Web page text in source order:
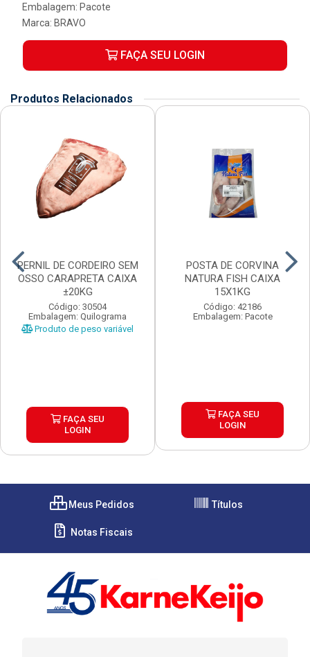
Embalagem: Pacote
Marca: BRAVO
FAÇA SEU LOGIN
Produtos Relacionados
PERNIL DE CORDEIRO SEM
OSSO CARAPRETA CAIXA
±20KG
Código: 30504
Embalagem: Quilograma
Produto de peso variável
FAÇA SEU
LOGIN
POSTA DE CORVINA
NATURA FISH CAIXA
15X1KG
Código: 42186
Embalagem: Pacote
FAÇA SEU
LOGIN
Meus Pedidos Títulos
Notas Fiscais